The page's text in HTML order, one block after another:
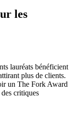
les
lauréats bénéficient
plus de clients.
un The Fork Award
critiques